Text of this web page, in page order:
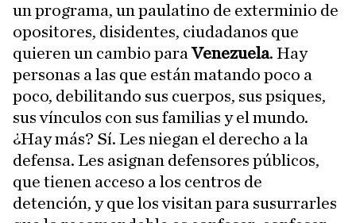
un programa, un paulatino de exterminio de
opositores, disidentes, ciudadanos que
quieren un cambio paraVenezuela. Hay
personas a las que están matando poco a
poco, debilitando sus cuerpos, sus psiques,
sus vínculos con sus familias y el mundo.
¿Hay más? Sí. Les niegan el derecho a la
defensa. Les asignan defensores públicos,
que tienen acceso a los centros de
detención, y que los visitan para susurrarles